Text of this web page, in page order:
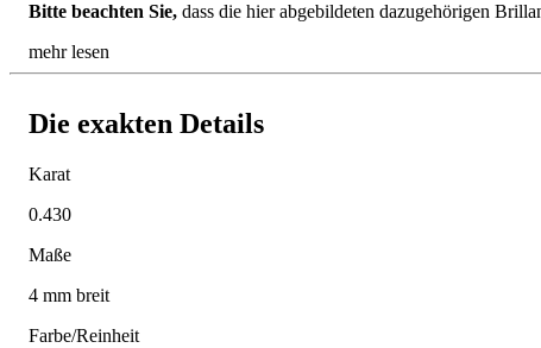
Bitte beachten Sie, dass die hier abgebildeten dazugehörigen
mehr lesen
Die exakten Details
Karat
0.430
Maße
4 mm breit
Farbe/Reinheit